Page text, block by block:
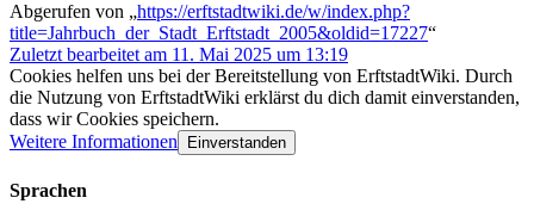
Abgerufen von „https://erftstadtwiki.de/w/index.php?
title=Jahrbuch_der_Stadt_Erftstadt_2005&oldid=17227“
Zuletzt bearbeitet am 11. Mai 2025 um 13:19
Cookies helfen uns bei der Bereitstellung von ErftstadtWiki. Durch
die Nutzung von ErftstadtWiki erklärst du dich damit einverstanden,
dass wir Cookies speichern.
Weitere Informationen
Einverstanden
Sprachen